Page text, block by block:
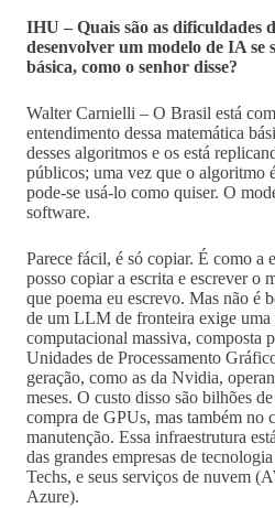
IHU – Quais são as dificuldades
desenvolver um modelo de IA se
básica, como o senhor disse?
Walter Carnielli – O Brasil está
entendimento dessa matemática
desses algoritmos e os está
públicos; uma vez que o algoritmo
pode-se usá-lo como quiser. O
software.
Parece fácil, é só copiar. É como a
posso copiar a escrita e escrever o
que poema eu escrevo. Mas não é
de um LLM de fronteira exige uma
computacional massiva, composta
Unidades de Processamento
geração, como as da Nvidia,
meses. O custo disso são bilhões
compra de GPUs, mas também no
manutenção. Essa infraestrutura
das grandes empresas de
Techs, e seus serviços de nuvem
Azure).